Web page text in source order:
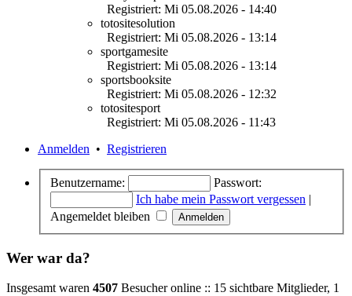
Registriert: Mi 05.08.2026 - 14:40
totositesolution
Registriert: Mi 05.08.2026 - 13:14
sportgamesite
Registriert: Mi 05.08.2026 - 13:14
sportsbooksite
Registriert: Mi 05.08.2026 - 12:32
totositesport
Registriert: Mi 05.08.2026 - 11:43
Anmelden • Registrieren
Benutzername:
Passwort:
Ich habe mein Passwort vergessen |
Angemeldet bleiben
Wer war da?
Insgesamt waren 4507 Besucher online :: 15 sichtbare Mitglieder, 1